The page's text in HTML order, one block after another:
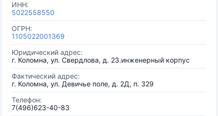
ИНН:
5022558550
ОГРН:
1105022001369
Юридический адрес:
г. Коломна, ул. Свердлова, д. 23.инженерный корпус
Фактический адрес:
г. Коломна, ул. Девичье поле, д. 2Д, п. 329
Телефон:
7(496)623-40-83